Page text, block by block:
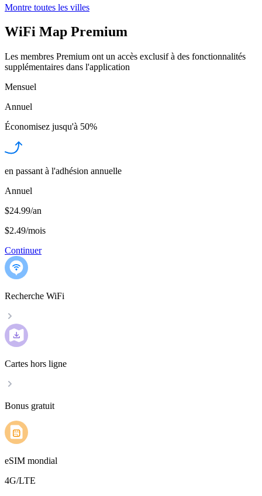
Montre toutes les villes
WiFi Map Premium
Les membres Premium ont un accès exclusif à des fonctionnalités
supplémentaires dans l'application
Mensuel
Annuel
Économisez jusqu'à 50%
en passant à l'adhésion annuelle
Annuel
$24.99/an
$2.49/mois
Continuer
Recherche WiFi
Cartes hors ligne
Bonus gratuit
eSIM mondial
4G/LTE